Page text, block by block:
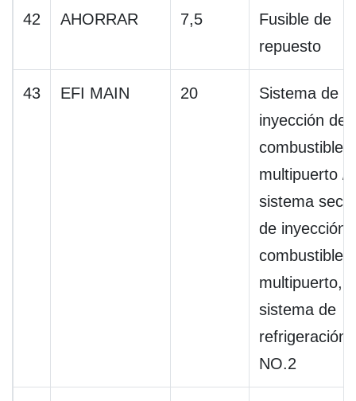
42 AHORRAR 7,5
Fusible de
repuesto
43 EFI MAIN 20
Sistema de
inyección de
combustible
multipuerto /
sistema
de inyección
combustible
multipuerto,
sistema de
refrigeración,
NO.2